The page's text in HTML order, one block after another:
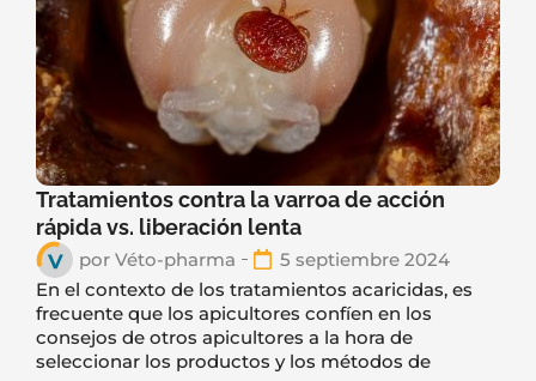
Tratamientos contra la varroa de acción
rápida vs. liberación lenta
por Véto-pharma
5 septiembre 2024
En el contexto de los tratamientos acaricidas, es
frecuente que los apicultores confíen en los
consejos de otros apicultores a la hora de
seleccionar los productos y los métodos de